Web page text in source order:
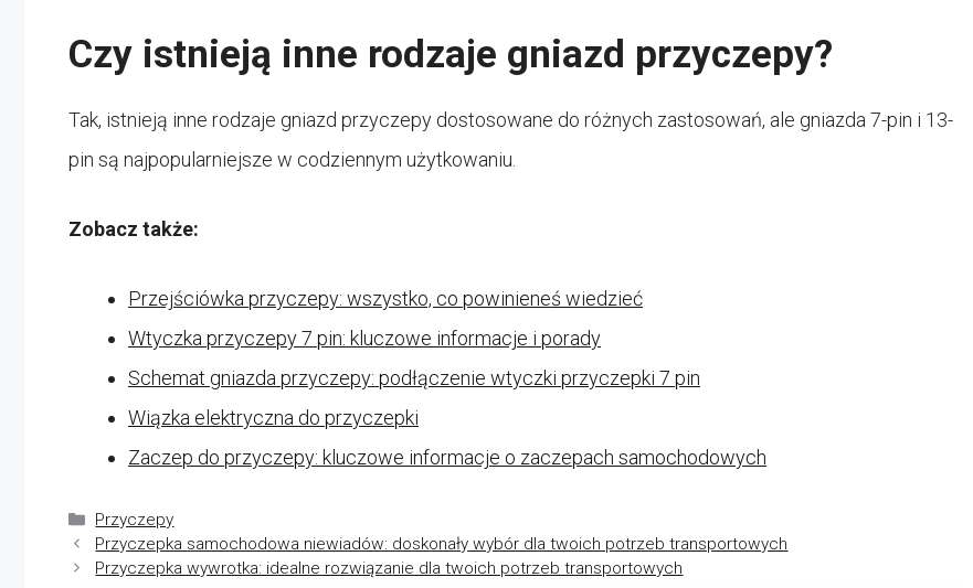
Czy istnieją inne rodzaje gniazd przyczepy?
Tak, istnieją inne rodzaje gniazd przyczepy dostosowane do różnych zastosowań, ale gniazda 7-pin i 13-
pin są najpopularniejsze w codziennym użytkowaniu.
Zobacz także:
Przejściówka przyczepy: wszystko, co powinieneś wiedzieć
Wtyczka przyczepy 7 pin: kluczowe informacje i porady
Schemat gniazda przyczepy: podłączenie wtyczki przyczepki 7 pin
Wiązka elektryczna do przyczepki
Zaczep do przyczepy: kluczowe informacje o zaczepach samochodowych
Kategorie
Przyczepy
Przyczepka samochodowa niewiadów: doskonały wybór dla twoich potrzeb transportowych
Przyczepka wywrotka: idealne rozwiązanie dla twoich potrzeb transportowych